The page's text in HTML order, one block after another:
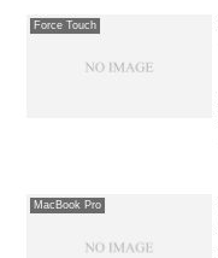
Force Touch
MacBook Pro